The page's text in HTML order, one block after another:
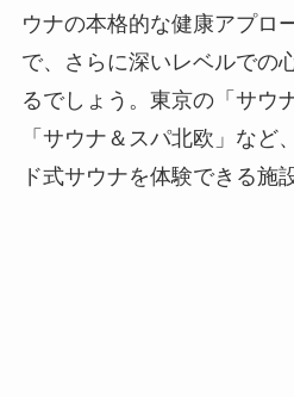
ウナの本格的な健康アプロ
で、さらに深いレベルでの
るでしょう。東京の「サウ
「サウナ＆スパ北欧」など
ド式サウナを体験できる施